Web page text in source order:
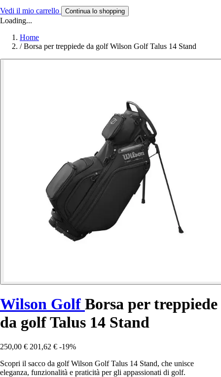
Vedi il mio carrello Continua lo shopping
Loading...
Home
/ Borsa per treppiede da golf Wilson Golf Talus 14 Stand
Wilson Golf Borsa per treppiede
da golf Talus 14 Stand
250,00 € 201,62 € -19%
Scopri il sacco da golf Wilson Golf Talus 14 Stand, che unisce
eleganza, funzionalità e praticità per gli appassionati di golf.